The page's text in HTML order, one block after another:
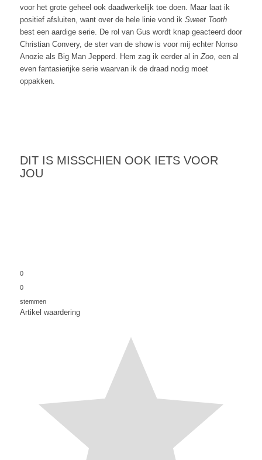
voor het grote geheel ook daadwerkelijk toe doen. Maar laat ik
positief afsluiten, want over de hele linie vond ik Sweet Tooth
best een aardige serie. De rol van Gus wordt knap geacteerd door
Christian Convery, de ster van de show is voor mij echter Nonso
Anozie als Big Man Jepperd. Hem zag ik eerder al in Zoo, een al
even fantasierijke serie waarvan ik de draad nodig moet
oppakken.
DIT IS MISSCHIEN OOK IETS VOOR
JOU
0
0
stemmen
Artikel waardering